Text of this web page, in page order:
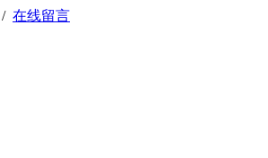
/ 在线留言